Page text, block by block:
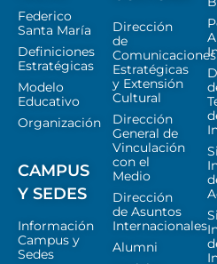
Federico
Santa María
Definiciones
Estratégicas
Modelo
Educativo
Organización
CAMPUS
Y SEDES
Información
Campus y
Sedes
Dirección
de
Comunicaciones
Estratégicas
y Extensión
Cultural
Dirección
General de
Vinculación
con el
Medio
Dirección
de Asuntos
Internacionales
Alumni